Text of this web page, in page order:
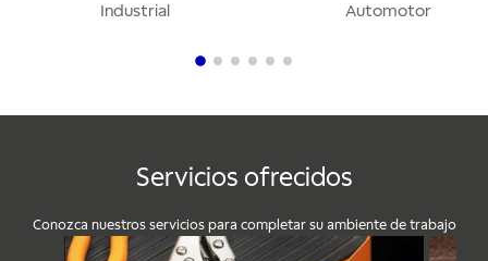
Industrial Automotor
Servicios ofrecidos
Conozca nuestros servicios para completar su ambiente de trabajo